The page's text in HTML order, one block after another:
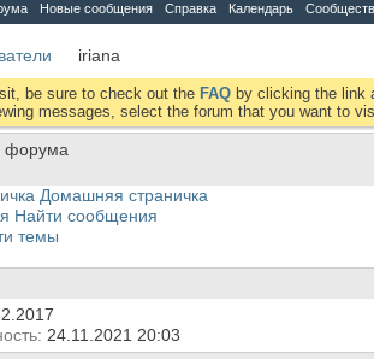
Новые сообщения Справка Календарь
iriana
be sure to check out the FAQ by clicking the link
messages, select the forum that you want to
Домашняя страничка
Найти сообщения
темы
24.11.2021 20:03